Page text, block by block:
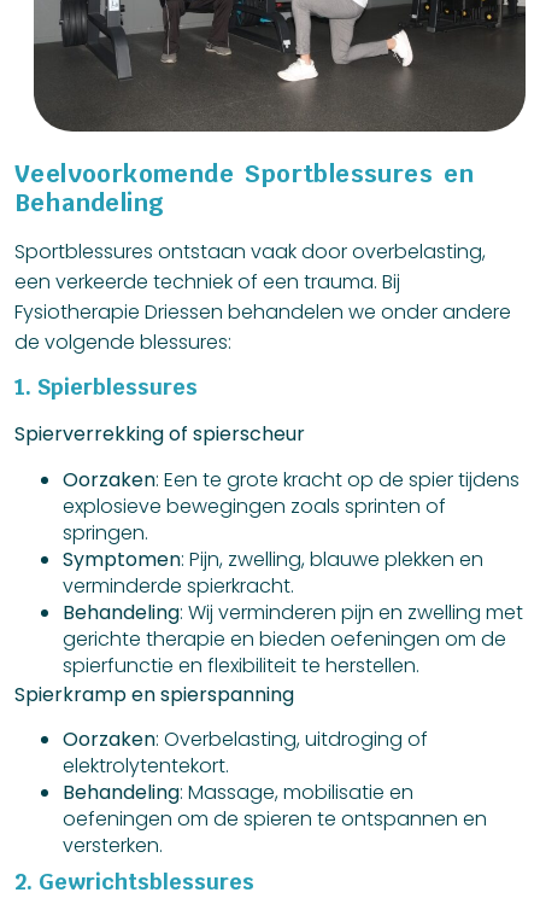
Veelvoorkomende Sportblessures en
Behandeling
Sportblessures ontstaan vaak door overbelasting,
een verkeerde techniek of een trauma. Bij
Fysiotherapie Driessen behandelen we onder andere
de volgende blessures:
1. Spierblessures
Spierverrekking of spierscheur
Oorzaken: Een te grote kracht op de spier tijdens
explosieve bewegingen zoals sprinten of
springen.
Symptomen: Pijn, zwelling, blauwe plekken en
verminderde spierkracht.
Behandeling: Wij verminderen pijn en zwelling met
gerichte therapie en bieden oefeningen om de
spierfunctie en flexibiliteit te herstellen.
Spierkramp en spierspanning
Oorzaken: Overbelasting, uitdroging of
elektrolytentekort.
Behandeling: Massage, mobilisatie en
oefeningen om de spieren te ontspannen en
versterken.
2. Gewrichtsblessures